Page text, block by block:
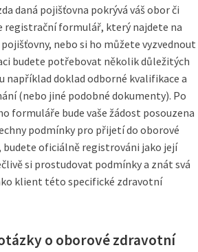
daná pojišťovna pokrývá váš obor či
registrační formulář, který najdete na
nebo si ho můžete vyzvednout
budete potřebovat několik důležitých
například doklad odborné kvalifikace a
(nebo jiné podobné dokumenty). Po
formuláře bude vaše žádost posouzena
podmínky pro přijetí do oborové
budete oficiálně registrováni jako její
si prostudovat podmínky a znát svá
klient této specifické zdravotní
o oborové zdravotní